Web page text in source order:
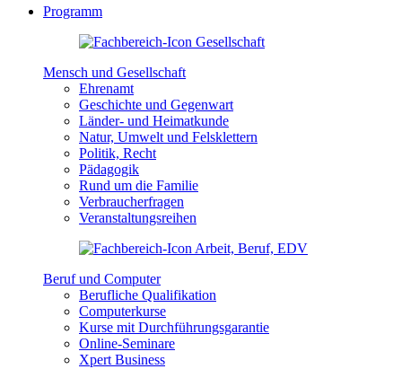
Programm
Mensch und Gesellschaft
Ehrenamt
Geschichte und Gegenwart
Länder- und Heimatkunde
Natur, Umwelt und Felsklettern
Politik, Recht
Pädagogik
Rund um die Familie
Verbraucherfragen
Veranstaltungsreihen
Beruf und Computer
Berufliche Qualifikation
Computerkurse
Kurse mit Durchführungsgarantie
Online-Seminare
Xpert Business